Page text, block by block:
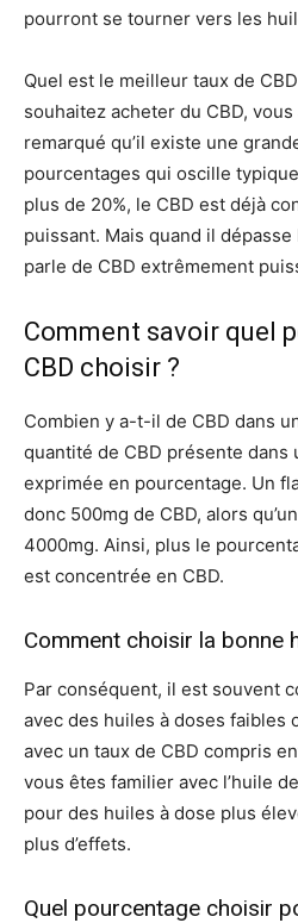
pourront se tourner vers les
Quel est le meilleur taux de
souhaitez acheter du CBD,
remarqué qu’il existe une
pourcentages qui oscille
plus de 20%, le CBD est déjà
puissant. Mais quand il
parle de CBD extrêmement
Comment savoir quel
CBD choisir ?
Combien y a-t-il de CBD dans
quantité de CBD présente dans
exprimée en pourcentage. Un
donc 500mg de CBD, alors
4000mg. Ainsi, plus le
est concentrée en CBD.
Comment choisir la bonne
Par conséquent, il est souvent
avec des huiles à doses faibles
avec un taux de CBD compris
vous êtes familier avec l’huile
pour des huiles à dose plus
plus d’effets.
Quel pourcentage choisir